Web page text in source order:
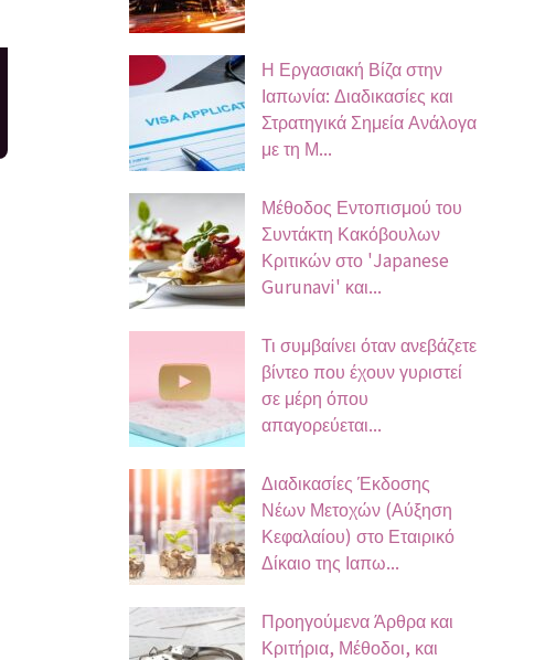
Η Εργασιακή Βίζα στην
Ιαπωνία: Διαδικασίες και
Στρατηγικά Σημεία Ανάλογα
με τη Μ...
Μέθοδος Εντοπισμού του
Συντάκτη Κακόβουλων
Κριτικών στο 'Japanese
Gurunavi' και...
Τι συμβαίνει όταν ανεβάζετε
βίντεο που έχουν γυριστεί
σε μέρη όπου
απαγορεύεται...
Διαδικασίες Έκδοσης
Νέων Μετοχών (Αύξηση
Κεφαλαίου) στο Εταιρικό
Δίκαιο της Ιαπω...
Προηγούμενα Άρθρα και
Κριτήρια, Μέθοδοι, και